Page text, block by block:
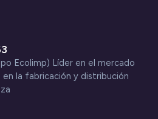
Ecolimp) Líder en el mercado
la fabricación y distribución